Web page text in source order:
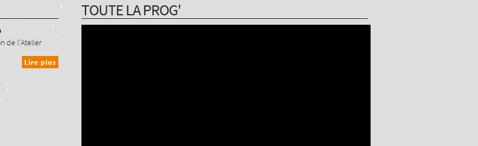
de l'Atelier
Lire plus
TOUTE LA PROG'